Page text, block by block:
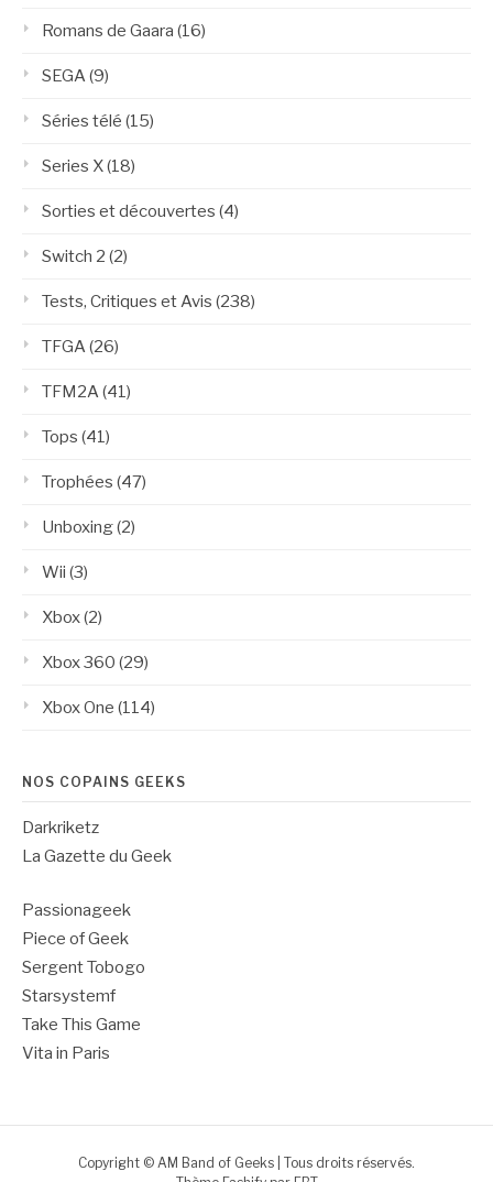
Romans de Gaara (16)
SEGA(9)
Séries télé (15)
Series X(18)
Sorties et découvertes (4)
Switch 2 (2)
Tests, Critiques et Avis (238)
TFGA(26)
TFM2A(41)
Tops (41)
Trophées (47)
Unboxing(2)
Wii (3)
Xbox(2)
Xbox 360 (29)
Xbox One (114)
NOS COPAINS GEEKS
Darkriketz
La Gazette du Geek
Passionageek
Piece of Geek
Sergent Tobogo
Starsystemf
Take This Game
Vita in Paris
Copyright © AM Band of Geeks | Tous droits réservés.